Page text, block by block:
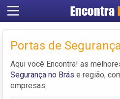
Encontra
Criar
Portas de
Aqui você Encontra! as
Segurança no Brás e região,
empresas.